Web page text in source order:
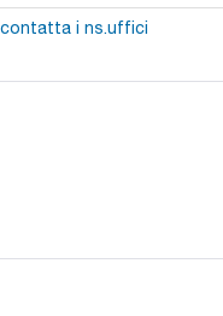
i ns.uffici
75 Shore A con una
1 E2.